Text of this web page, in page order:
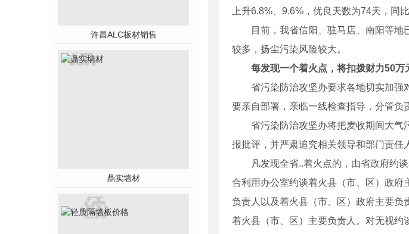
许昌ALC板材销售
鼎实墙材
上升6.8%、9.6%，优良天数为74天，同
目前，我省信阳、驻马店、南阳等
较多，扬尘污染风险较大。
每发现一个着火点，将扣拨财力50万
省污染防治攻坚办要求各地切实加强
要亲自部署，亲临一线检查指导，分管负
省污染防治攻坚办将把麦收期间大气
报批评，并严肃追究相关领导和部门责任
凡发现全省..着火点的，由省政府约
合利用办公室约谈着火县（市、区）政
负责人以及着火县（市、区）政府主要负
着火县（市、区）主要负责人。对无视约